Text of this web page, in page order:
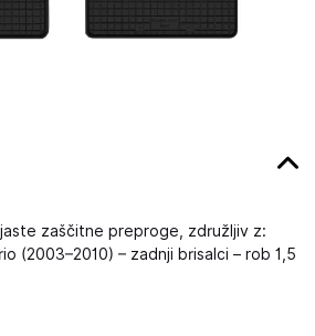
zaščitne preproge, združljiv z:
(2003–2010) – zadnji brisalci – rob 1,5